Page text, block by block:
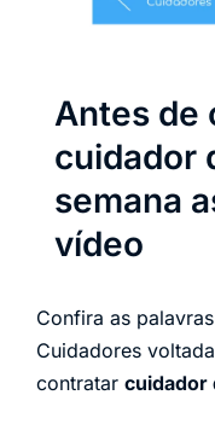
Antes de
cuidador
semana
vídeo
Confira as
Cuidadores
contratar cuidador